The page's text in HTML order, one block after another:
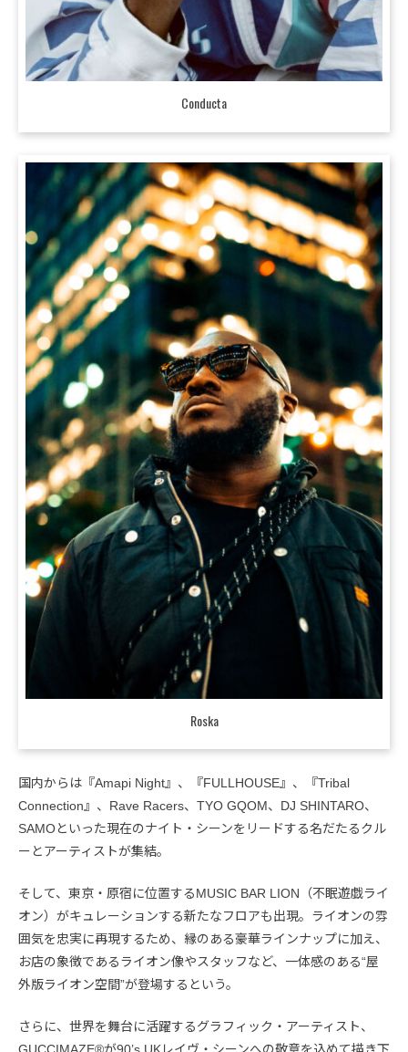
Conducta
Roska
国内からは『Amapi Night』、『FULLHOUSE』、『Tribal
Connection』、Rave Racers、TYO GQOM、DJ SHINTARO、
SAMOといった現在のナイト・シーンをリードする名だたるクル
ーとアーティストが集結。
そして、東京・原宿に位置するMUSIC BAR LION（不眠遊戯ライ
オン）がキュレーションする新たなフロアも出現。ライオンの雰
囲気を忠実に再現するため、縁のある豪華ラインナップに加え、
お店の象徴であるライオン像やスタッフなど、一体感のある“屋
外版ライオン空間”が登場するという。
さらに、世界を舞台に活躍するグラフィック・アーティスト、